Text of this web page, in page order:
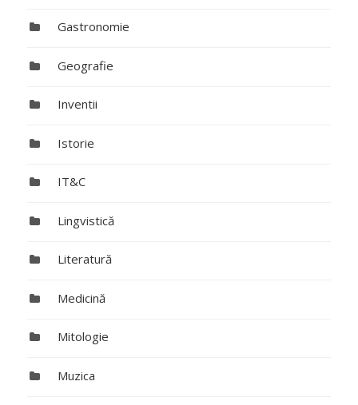
Gastronomie
Geografie
Inventii
Istorie
IT&C
Lingvistică
Literatură
Medicină
Mitologie
Muzica